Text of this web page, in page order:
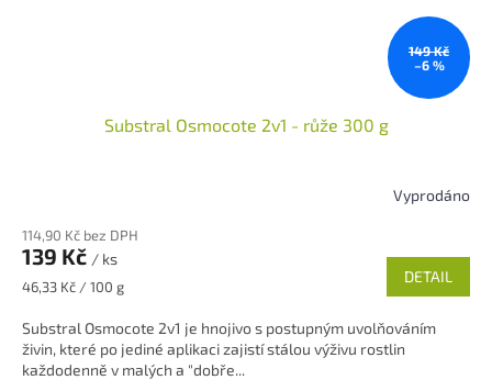
149 Kč
–6 %
Substral Osmocote 2v1 - růže 300 g
Vyprodáno
114,90 Kč bez DPH
139 Kč / ks
Měrná
46,33 Kč / 100 g
DETAIL
Substral Osmocote 2v1 je hnojivo s postupným uvolňováním
živin, které po jediné aplikaci zajistí stálou výživu rostlin
každodenně v malých a "dobře...